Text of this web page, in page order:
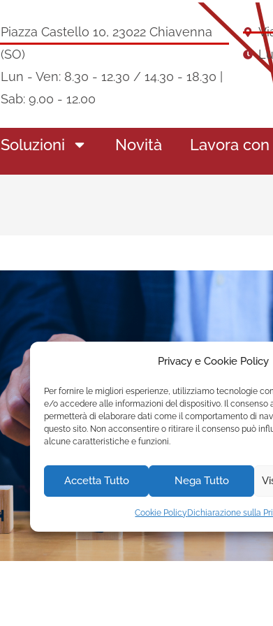
Privacy e Cookie Policy
Per fornire le migliori esperienze, utilizziamo tecnologie
e/o accedere alle informazioni del dispositivo. Il consenso
permetterà di elaborare dati come il comportamento di
questo sito. Non acconsentire o ritirare il consenso può
alcune caratteristiche e funzioni.
Accetta Tutto Nega Tutto
Cookie PolicyDichiarazione sulla
Piazza Castello 10, 23022 Chiavenna
(SO)
Lun - Ven: 8.30 - 12.30 / 14.30 - 18.30 |
Sab: 9.00 - 12.00
Soluzioni Novità Lavora con